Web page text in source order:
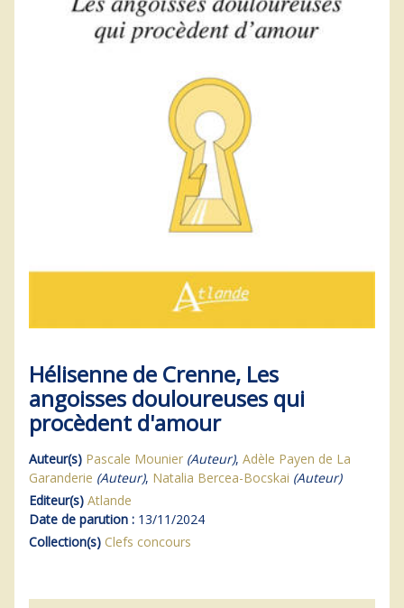
Hélisenne de Crenne, Les
angoisses douloureuses qui
procèdent d'amour
Auteur(s) Pascale Mounier (Auteur), Adèle Payen de La
Garanderie (Auteur), Natalia Bercea-Bocskai (Auteur)
Editeur(s) Atlande
Date de parution : 13/11/2024
Collection(s) Clefs concours